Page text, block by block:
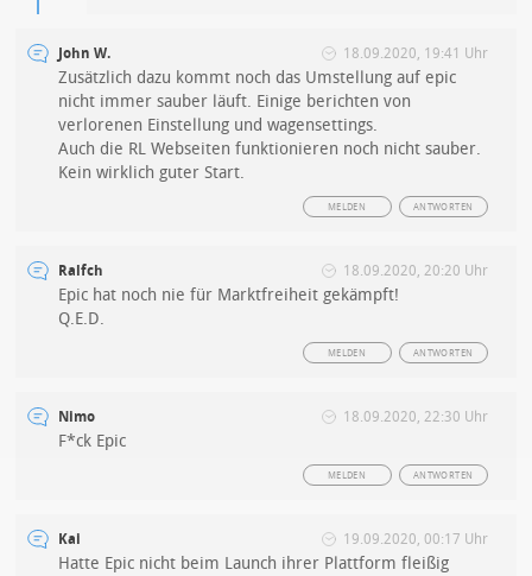
John W. 18.09.2020, 19:41 Uhr
Zusätzlich dazu kommt noch das Umstellung auf epic
nicht immer sauber läuft. Einige berichten von
verlorenen Einstellung und wagensettings.
Auch die RL Webseiten funktionieren noch nicht sauber.
Kein wirklich guter Start.
ANTWORTEN
MELDEN
Ralfch 18.09.2020, 20:20 Uhr
Epic hat noch nie für Marktfreiheit gekämpft!
Q.E.D.
ANTWORTEN
MELDEN
Nimo 18.09.2020, 22:30 Uhr
F*ck Epic
ANTWORTEN
MELDEN
Kai 19.09.2020, 00:17 Uhr
Hatte Epic nicht beim Launch ihrer Plattform fleißig